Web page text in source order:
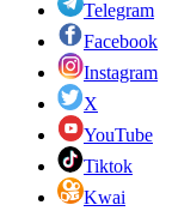
Telegram
Facebook
Instagram
X
YouTube
Tiktok
Kwai